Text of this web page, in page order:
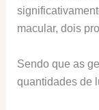
macular, dois
Sendo que as
quantidades de